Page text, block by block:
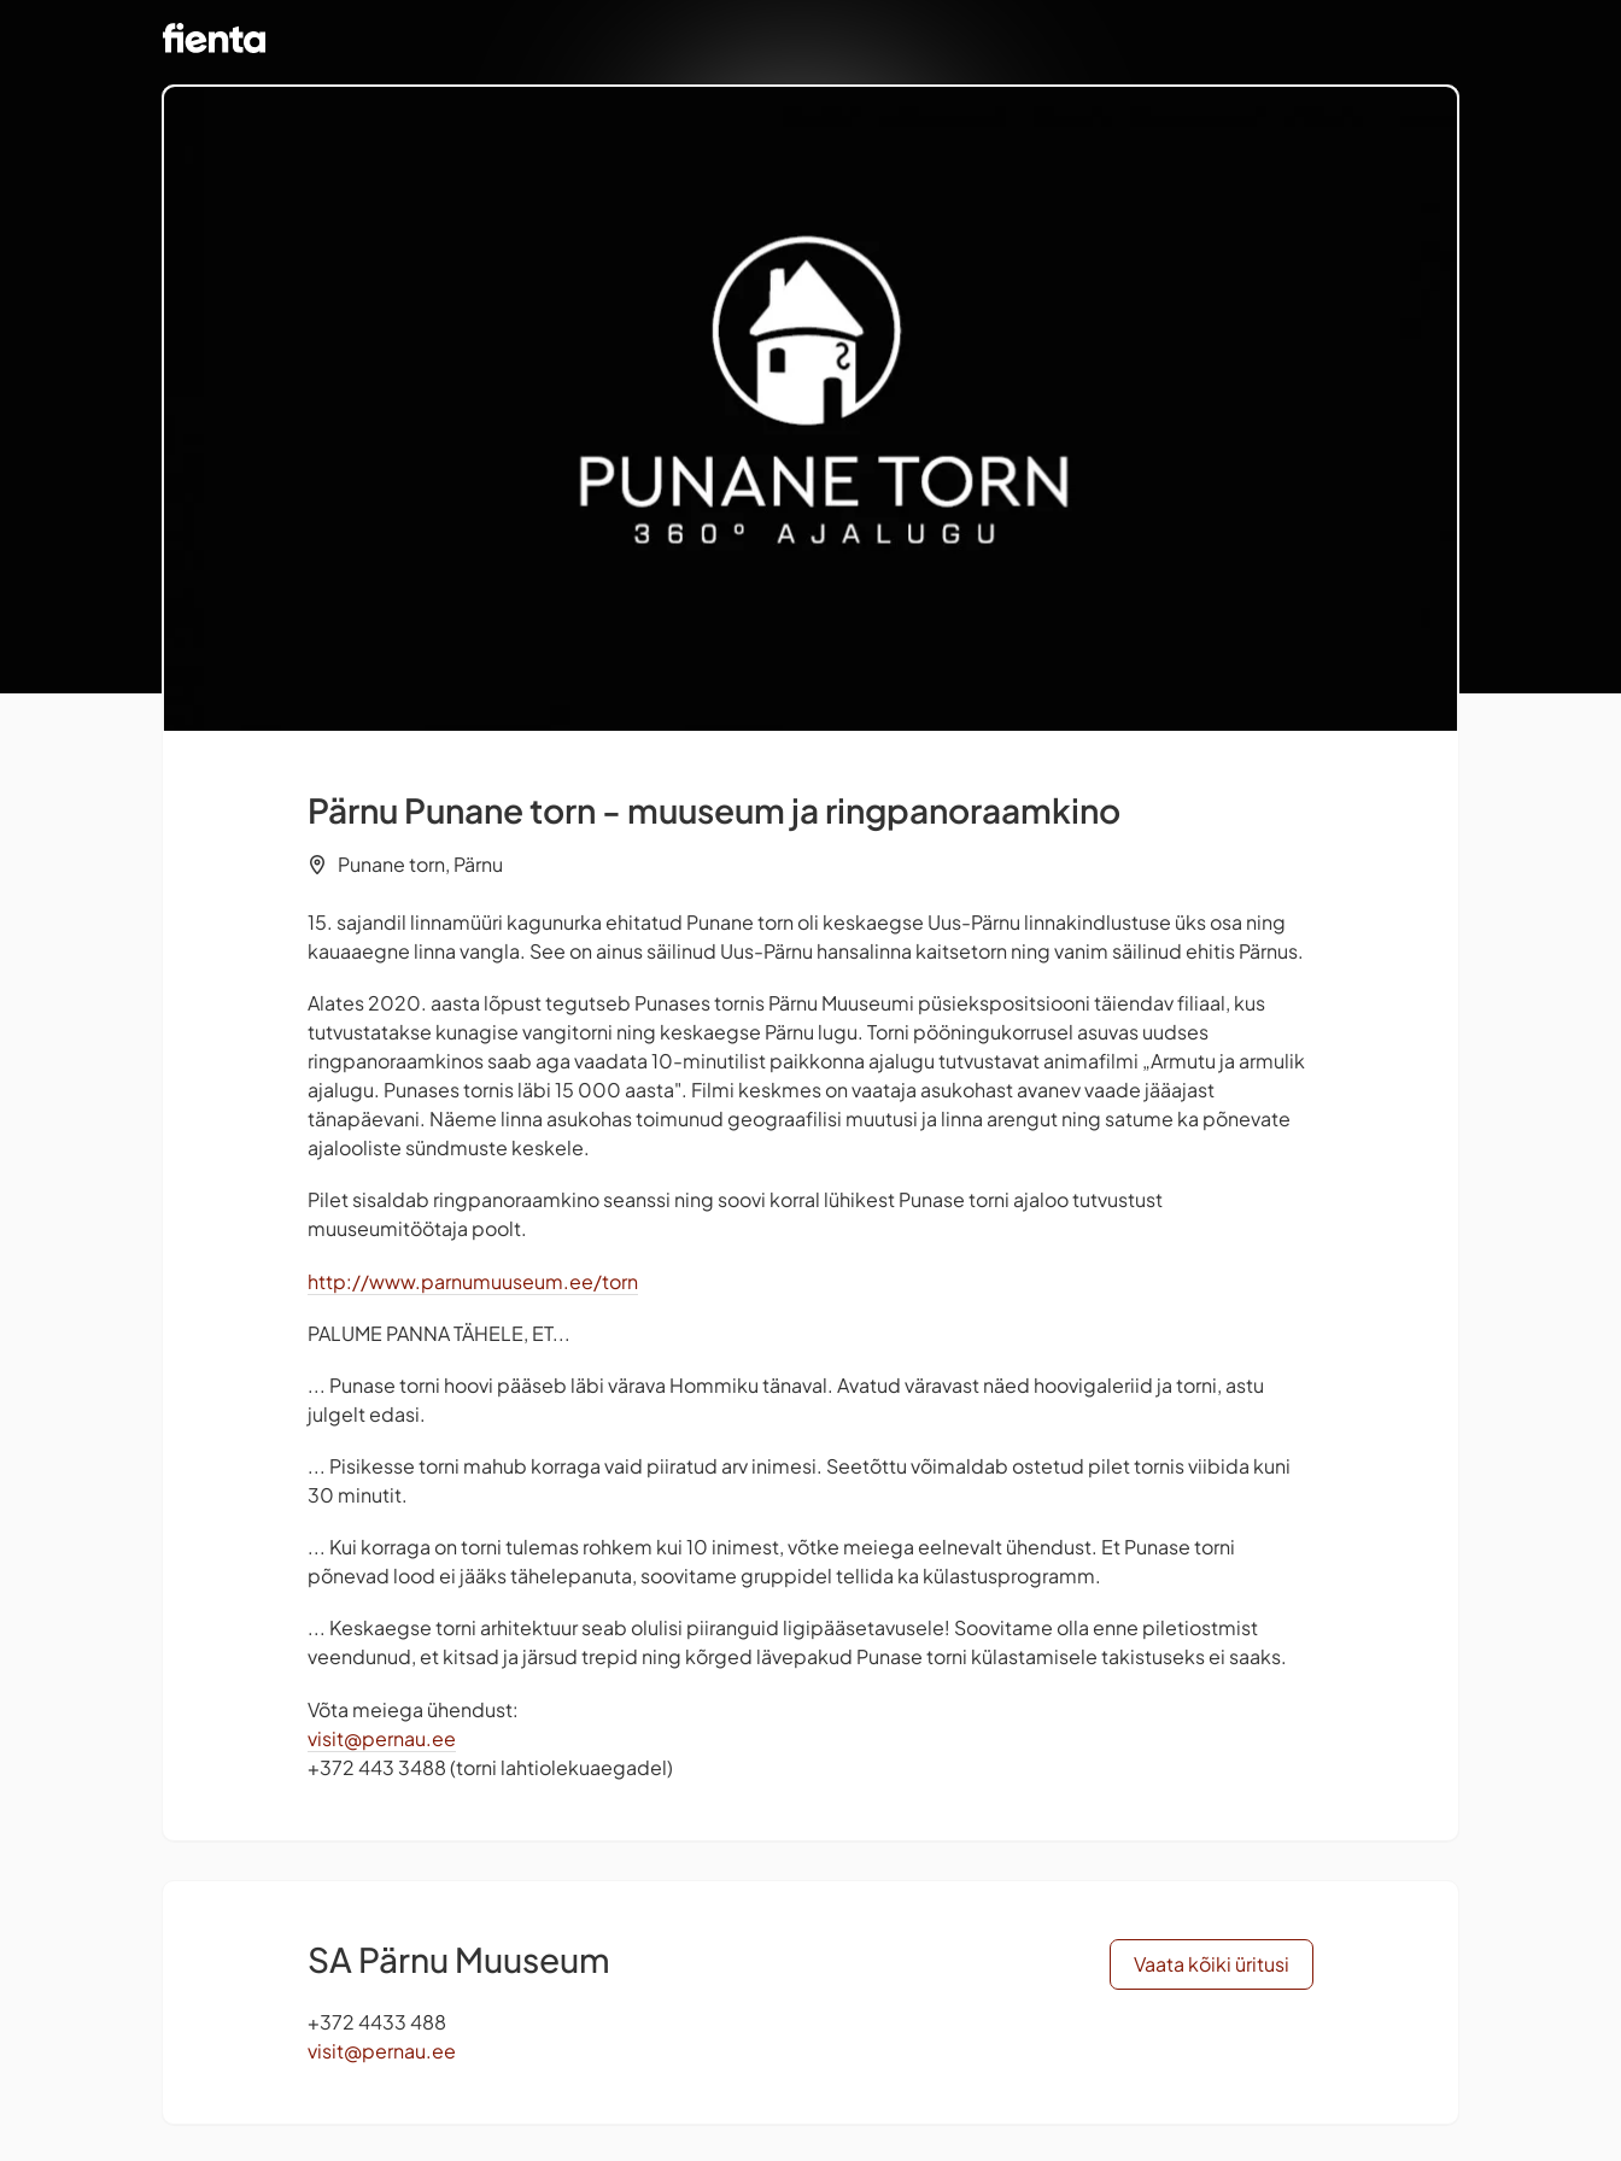
Pärnu Punane torn - muuseum ja ringpanoraamkino
Punane torn, Pärnu
15. sajandil linnamüüri kagunurka ehitatud Punane torn oli keskaegse Uus-Pärnu linnakindlustuse üks osa ning
kauaaegne linna vangla. See on ainus säilinud Uus-Pärnu hansalinna kaitsetorn ning vanim säilinud ehitis Pärnus.
Alates 2020. aasta lõpust tegutseb Punases tornis Pärnu Muuseumi püsiekspositsiooni täiendav filiaal, kus
tutvustatakse kunagise vangitorni ning keskaegse Pärnu lugu. Torni pööningukorrusel asuvas uudses
ringpanoraamkinos saab aga vaadata 10-minutilist paikkonna ajalugu tutvustavat animafilmi „Armutu ja armulik
ajalugu. Punases tornis läbi 15 000 aasta". Filmi keskmes on vaataja asukohast avanev vaade jääajast
tänapäevani. Näeme linna asukohas toimunud geograafilisi muutusi ja linna arengut ning satume ka põnevate
ajalooliste sündmuste keskele.
Pilet sisaldab ringpanoraamkino seanssi ning soovi korral lühikest Punase torni ajaloo tutvustust
muuseumitöötaja poolt.
http://www.parnumuuseum.ee/torn
PALUME PANNA TÄHELE, ET...
... Punase torni hoovi pääseb läbi värava Hommiku tänaval. Avatud väravast näed hoovigaleriid ja torni, astu
julgelt edasi.
... Pisikesse torni mahub korraga vaid piiratud arv inimesi. Seetõttu võimaldab ostetud pilet tornis viibida kuni
30 minutit.
... Kui korraga on torni tulemas rohkem kui 10 inimest, võtke meiega eelnevalt ühendust. Et Punase torni
põnevad lood ei jääks tähelepanuta, soovitame gruppidel tellida ka külastusprogramm.
... Keskaegse torni arhitektuur seab olulisi piiranguid ligipääsetavusele! Soovitame olla enne piletiostmist
veendunud, et kitsad ja järsud trepid ning kõrged lävepakud Punase torni külastamisele takistuseks ei saaks.
Võta meiega ühendust:
visit@pernau.ee
+372 443 3488 (torni lahtiolekuaegadel)
SA Pärnu Muuseum
+372 4433 488
visit@pernau.ee
Vaata kõiki üritusi